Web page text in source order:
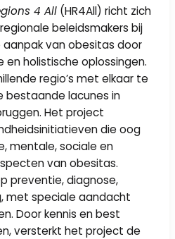
4 All (HR4All) richt zich
beleidsmakers bij
van obesitas door
holistische oplossingen.
regio’s met elkaar te
bestaande lacunes in
Het project
die oog
mentale, sociale en
van obesitas.
preventie, diagnose,
met speciale aandacht
Door kennis en best
versterkt het project de